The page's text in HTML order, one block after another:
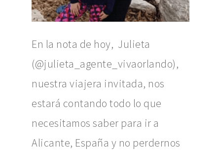
En la nota de hoy, Julieta
(@julieta_agente_vivaorlando),
nuestra viajera invitada, nos
estará contando todo lo que
necesitamos saber para ir a
Alicante, España y no perdernos